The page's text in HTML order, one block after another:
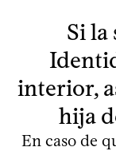
Si la
interior,
hija
En caso de